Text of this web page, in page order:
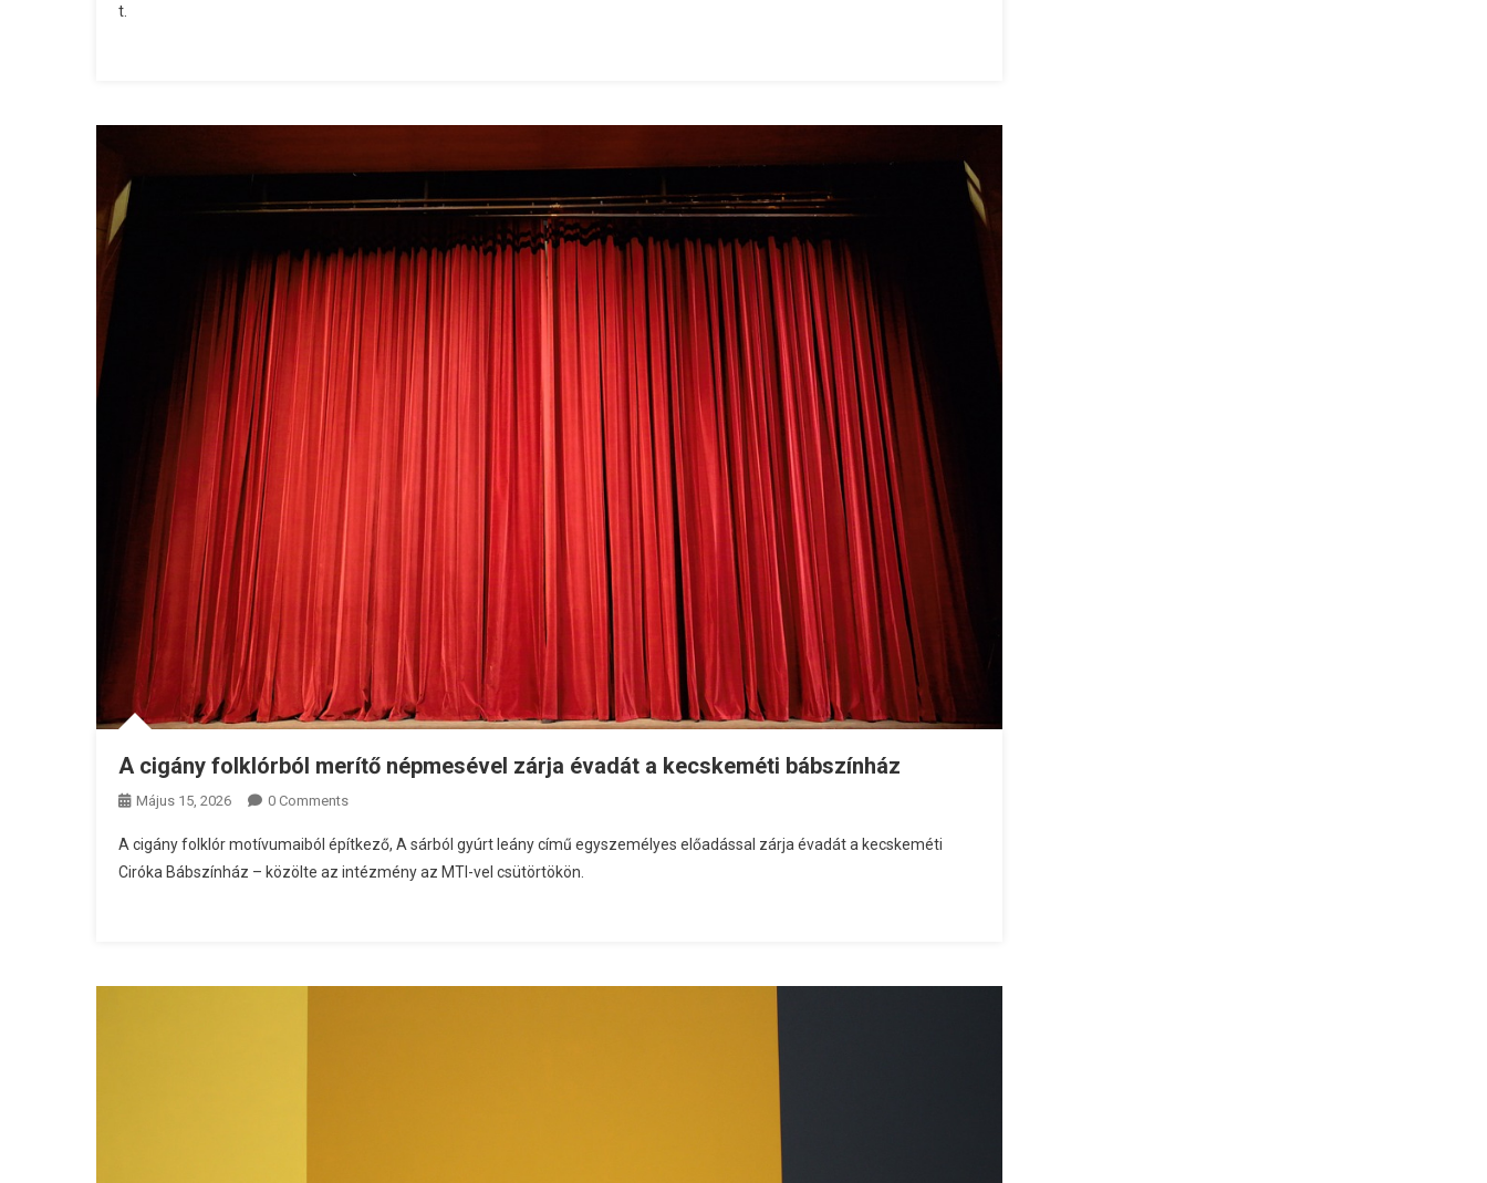
t.
A cigány folklórból merítő népmesével zárja évadát a kecskeméti bábszínház
Május 15, 2026 0 Comments
A cigány folklór motívumaiból építkező, A sárból gyúrt leány című egyszemélyes előadással zárja évadát a kecskeméti
Ciróka Bábszínház – közölte az intézmény az MTI-vel csütörtökön.